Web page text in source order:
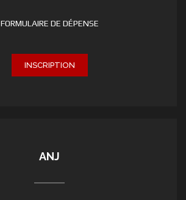
FORMULAIRE DE DÉPENSE
INSCRIPTION
ANJ